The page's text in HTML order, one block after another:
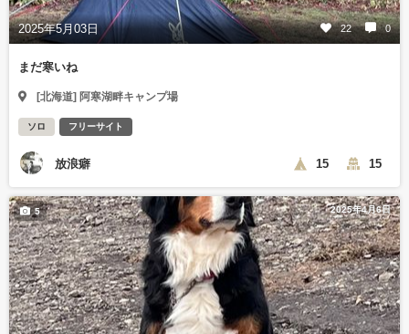
2025年5月03日 22 0
まだ寒いね
[北海道] 阿寒湖畔キャンプ場
ソロ フリーサイト
放浪癖 15 15
2025年4月6日
5